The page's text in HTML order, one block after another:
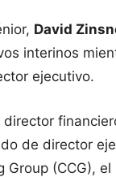
David
interinos
ejecutivo.
de director
(CCG),